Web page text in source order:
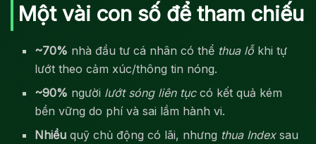
Một vài con số để tham chiếu
~70% nhà đầu tư cá nhân có thể thua lỗ khi tự
lướt theo cảm xúc/thông tin nóng.
~90% người lướt sóng liên tụccó kết quả kém
bền vững do phí và sai lầm hành vi.
Nhiều quỹ chủ động có lãi, nhưng thua Indexsau